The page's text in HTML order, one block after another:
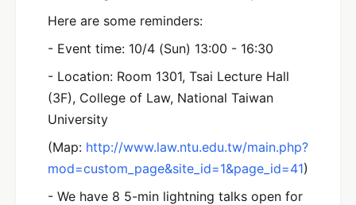
Here are some reminders:
- Event time: 10/4 (Sun) 13:00 - 16:30
- Location: Room 1301, Tsai Lecture Hall
(3F), College of Law, National Taiwan
University
(Map: http://www.law.ntu.edu.tw/main.php?
mod=custom_page&site_id=1&page_id=41)
- We have 8 5-min lightning talks open for